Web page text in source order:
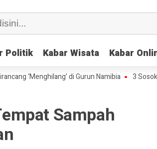
Politik Kabar Wisata Kabar
Politik Kabar Wisata Kabar
di Gurun Namibia 3 Sosok Genius di
Sampah